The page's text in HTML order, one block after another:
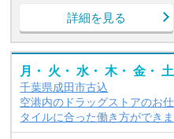
詳細を見る
月・ 火・ 水・ 木・ 金・
千葉県成田市古込
空港内のドラッグストアのお
タイルに合った働き方ができ